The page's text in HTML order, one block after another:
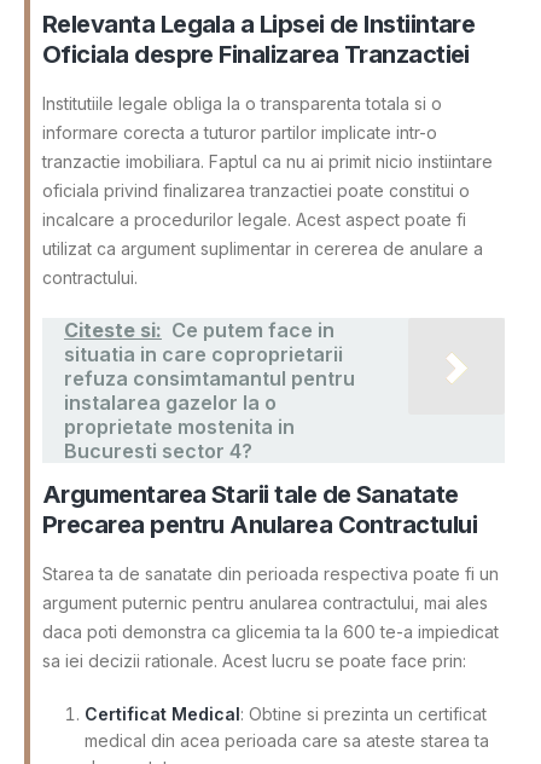
Relevanta Legala a Lipsei de Instiintare
Oficiala despre Finalizarea Tranzactiei
Institutiile legale obliga la o transparenta totala si o
informare corecta a tuturor partilor implicate intr-o
tranzactie imobiliara. Faptul ca nu ai primit nicio instiintare
oficiala privind finalizarea tranzactiei poate constitui o
incalcare a procedurilor legale. Acest aspect poate fi
utilizat ca argument suplimentar in cererea de anulare a
contractului.
Citeste si: Ce putem face in
situatia in care coproprietarii
refuza consimtamantul pentru
instalarea gazelor la o
proprietate mostenita in
Bucuresti sector 4?
Argumentarea Starii tale de Sanatate
Precarea pentru Anularea Contractului
Starea ta de sanatate din perioada respectiva poate fi un
argument puternic pentru anularea contractului, mai ales
daca poti demonstra ca glicemia ta la 600 te-a impiedicat
sa iei decizii rationale. Acest lucru se poate face prin:
Certificat Medical: Obtine si prezinta un certificat
medical din acea perioada care sa ateste starea ta